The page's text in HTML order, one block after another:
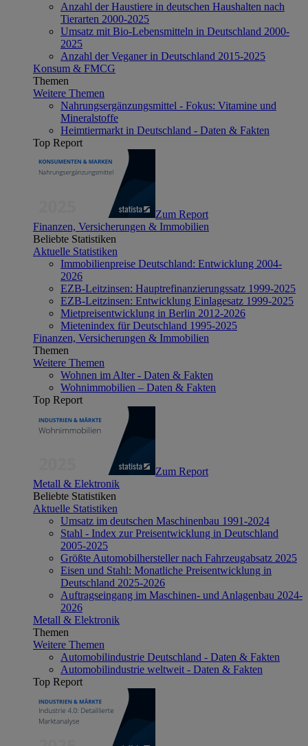
Anzahl der Haustiere in deutschen Haushalten nach
Tierarten 2000-2025
Umsatz mit Bio-Lebensmitteln in Deutschland 2000-
2025
Anzahl der Veganer in Deutschland 2015-2025
Konsum & FMCG
Themen
Weitere Themen
Nahrungsergänzungsmittel - Fokus: Vitamine und
Mineralstoffe
Heimtiermarkt in Deutschland - Daten & Fakten
Top Report
Zum Report
Finanzen, Versicherungen & Immobilien
Beliebte Statistiken
Aktuelle Statistiken
Immobilienpreise Deutschland: Entwicklung 2004-
2026
EZB-Leitzinsen: Hauptrefinanzierungssatz 1999-2025
EZB-Leitzinsen: Entwicklung Einlagesatz 1999-2025
Mietpreisentwicklung in Berlin 2012-2026
Mietenindex für Deutschland 1995-2025
Finanzen, Versicherungen & Immobilien
Themen
Weitere Themen
Wohnen im Alter - Daten & Fakten
Wohnimmobilien – Daten & Fakten
Top Report
Zum Report
Metall & Elektronik
Beliebte Statistiken
Aktuelle Statistiken
Umsatz im deutschen Maschinenbau 1991-2024
Stahl - Index zur Preisentwicklung in Deutschland
2005-2025
Größte Automobilhersteller nach Fahrzeugabsatz 2025
Eisen und Stahl: Monatliche Preisentwicklung in
Deutschland 2025-2026
Auftragseingang im Maschinen- und Anlagenbau 2024-
2026
Metall & Elektronik
Themen
Weitere Themen
Automobilindustrie Deutschland - Daten & Fakten
Automobilindustrie weltweit - Daten & Fakten
Top Report